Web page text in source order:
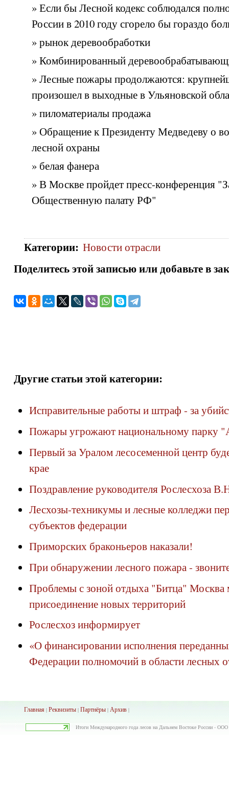
» Если бы Лесной кодекс соблюдался
России в 2010 году сгорело бы гораздо
» рынок деревообработки
» Комбинированный
» Лесные пожары продолжаются:
произошел в выходные в Ульяновской
» пиломатериалы продажа
» Обращение к Президенту Медведеву о
лесной охраны
» белая фанера
» В Москве пройдет пресс-конференция
Общественную палату РФ"
Категории: Новости отрасли
Поделитесь этой записью или добавьте в
Другие статьи этой категории:
Исправительные работы и штраф - за
Пожары угрожают национальному парку
Первый за Уралом лесосеменной центр
крае
Поздравление руководителя Рослесхоза
Лесхозы-техникумы и лесные колледжи
субъектов федерации
Приморских браконьеров наказали!
При обнаружении лесного пожара -
Проблемы с зоной отдыха "Битца" Москва
присоединение новых территорий
Рослесхоз информирует
«О финансировании исполнения
Федерации полномочий в области лесных
Главная| Реквизиты| Партнёры| Архив|
Итоги Международного года лесов на Дальнем Востоке России -